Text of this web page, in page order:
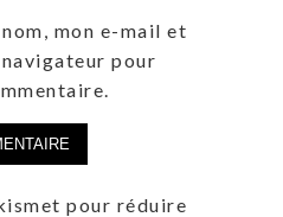
mon e-mail et
pour
pour réduire